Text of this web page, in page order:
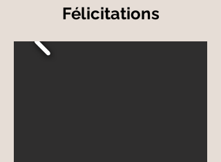
Félicitations